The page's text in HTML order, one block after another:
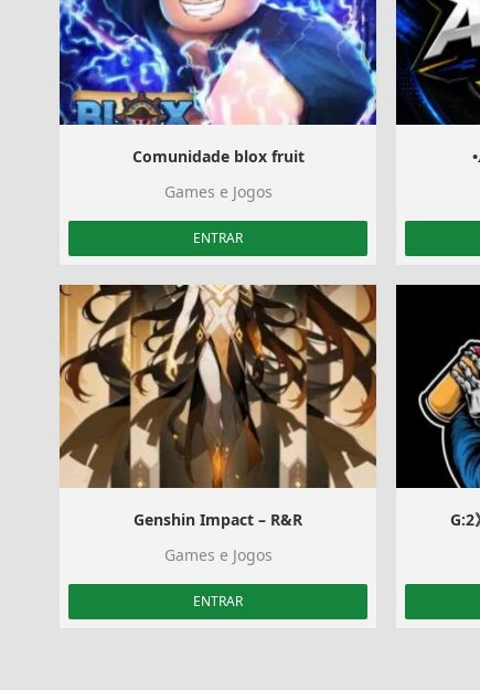
Comunidade blox fruit
Games e Jogos
ENTRAR
Genshin Impact – R&R
Games e Jogos
ENTRAR
G:2